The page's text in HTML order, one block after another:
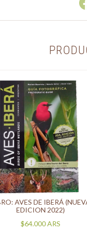
AVES DE IBERÁ
EDICION 2022)
$64.000ARS